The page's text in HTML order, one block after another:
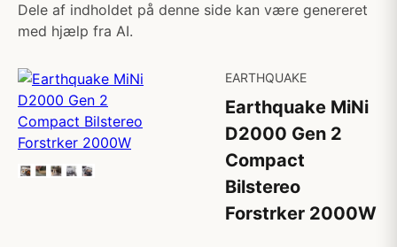
Dele af indholdet på denne side kan være genereret
med hjælp fra AI.
EARTHQUAKE
Earthquake MiNi
D2000 Gen 2
Compact
Bilstereo
Forstrker 2000W